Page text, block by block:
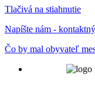
Tlačivá na stiahnutie
Napíšte nám -
Čo by mal obyvateľ